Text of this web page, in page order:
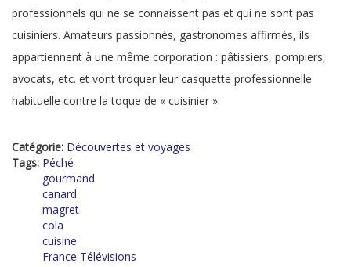
professionnels qui ne se connaissent pas et qui ne sont pas
cuisiniers. Amateurs passionnés, gastronomes affirmés, ils
appartiennent à une même corporation : pâtissiers, pompiers,
avocats, etc. et vont troquer leur casquette professionnelle
habituelle contre la toque de « cuisinier ».
Catégorie: Découvertes et voyages
Tags: Péché
gourmand
canard
magret
cola
cuisine
France Télévisions